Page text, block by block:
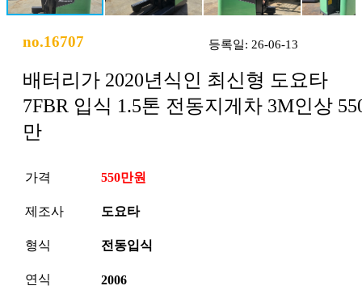
no.16707 등록일: 26-06-13
배터리가 2020년식인 최신형 도요타
7FBR 입식 1.5톤 전동지게차 3M인상
만
가격 550만원
제조사 도요타
형식 전동입식
연식 2006